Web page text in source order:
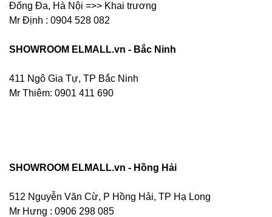
Đống Đa, Hà Nội =>> Khai trương
Mr Định : 0904 528 082
SHOWROOM ELMALL.vn - Bắc Ninh
411 Ngô Gia Tự, TP Bắc Ninh
Mr Thiêm: 0901 411 690
SHOWROOM ELMALL.vn - Hồng Hải
512 Nguyễn Văn Cừ, P Hồng Hải, TP Hạ Long
Mr Hưng : 0906 298 085